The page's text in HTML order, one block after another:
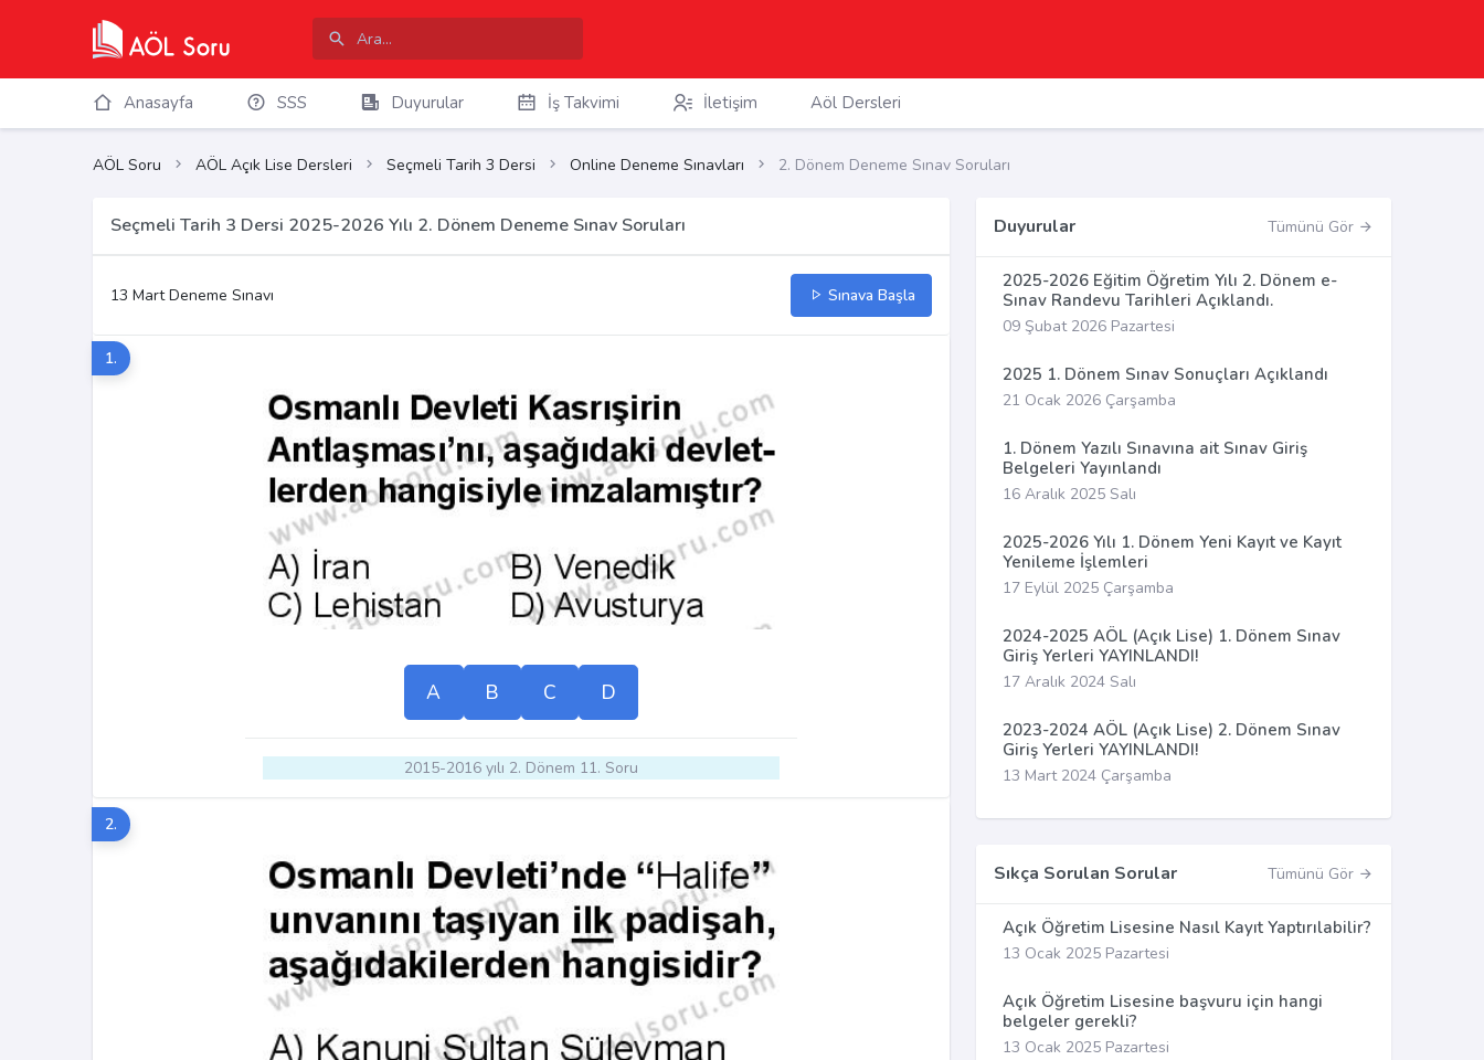
Anasayfa SSS Duyurular İş Takvimi İletişim Aöl Dersleri
AÖL Soru AÖL Açık Lise Dersleri Seçmeli Tarih 3 Dersi Online Deneme Sınavları 2. Dönem Deneme Sınav Soruları
Seçmeli Tarih 3 Dersi 2025-2026 Yılı 2. Dönem Deneme Sınav Soruları
13 Mart Deneme Sınavı Sınava Başla
1.
A B C D
2015-2016 yılı 2. Dönem 11. Soru
2.
Duyurular Tümünü Gör
2025-2026 Eğitim Öğretim Yılı 2. Dönem e-
Sınav Randevu Tarihleri Açıklandı.
09 Şubat 2026 Pazartesi
2025 1. Dönem Sınav Sonuçları Açıklandı
21 Ocak 2026 Çarşamba
1. Dönem Yazılı Sınavına ait Sınav Giriş
Belgeleri Yayınlandı
16 Aralık 2025 Salı
2025-2026 Yılı 1. Dönem Yeni Kayıt ve Kayıt
Yenileme İşlemleri
17 Eylül 2025 Çarşamba
2024-2025 AÖL (Açık Lise) 1. Dönem Sınav
Giriş Yerleri YAYINLANDI!
17 Aralık 2024 Salı
2023-2024 AÖL (Açık Lise) 2. Dönem Sınav
Giriş Yerleri YAYINLANDI!
13 Mart 2024 Çarşamba
Sıkça Sorulan Sorular Tümünü Gör
Açık Öğretim Lisesine Nasıl Kayıt Yaptırılabilir?
13 Ocak 2025 Pazartesi
Açık Öğretim Lisesine başvuru için hangi
belgeler gerekli?
13 Ocak 2025 Pazartesi